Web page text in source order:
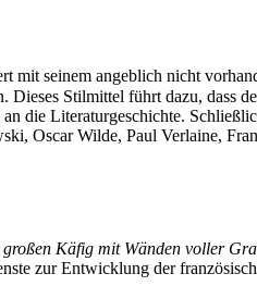
mit seinem angeblich nicht
Stilmittel führt dazu, dass
die Literaturgeschichte.
Oscar Wilde, Paul Verlaine,
Käfig mit Wänden voller
zur Entwicklung der